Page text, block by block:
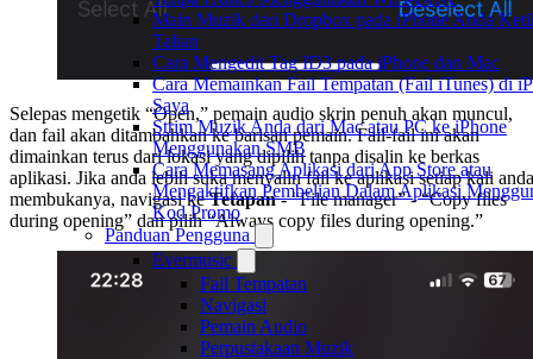
Main Muzik dari Dropbox pada iPhone Anda
Talian
Cara Mengedit Tag ID3 pada iPhone dan Mac
Cara Memainkan Fail Tempatan (Fail iTunes) di
Saya
Strim Muzik Anda dari Mac atau PC ke iPhone
Menggunakan SMB
Cara Memasang Aplikasi dari App Store atau
Mengaktifkan Pembelian Dalam Aplikasi
Kod Promo
Panduan Pengguna
Evermusic
Fail Tempatan
Navigasi
Pemain Audio
Perpustakaan Muzik
Selepas mengetik “Open,” pemain audio skrin penuh akan muncul,
dan fail akan ditambahkan ke barisan pemain. Fail-fail ini akan
dimainkan terus dari lokasi yang dipilih tanpa disalin ke berkas
aplikasi. Jika anda lebih suka menyalin fail ke aplikasi setiap kali anda
membukanya, navigasi keTetapan- “File manager” - “Copy files
during opening” dan pilih “Always copy files during opening.”